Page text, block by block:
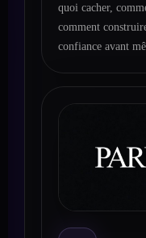
quoi cacher,
comment
confiance avant